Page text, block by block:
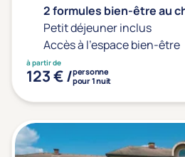
Type de séjour
Thalasso
Thématiques bien-être
2 formules bien-être au
Petit déjeuner inclus
Accès à l'espace bien-être
à partir de
123 € /personne
pour 1 nuit